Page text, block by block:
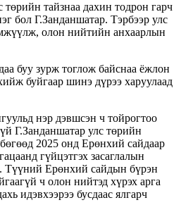
тайзнаа дахин тодрон гарч
бол Г.Занданшатар. Тэрбээр улс
олон нийтийн анхаарлын
буу зурж тоглож байснаа ёжлон
буйгаар шинэ дүрээ харуулаад
нэр дэвшсэн ч тойрогтоо
Г.Занданшатар улс төрийн
2025 онд Ерөнхий сайдаар
гүйцэтгэх засаглалын
Түүний Ерөнхий сайдын бүрэн
ч олон нийтэд хүрэх арга
идэвхээрээ бусдаас ялгарч